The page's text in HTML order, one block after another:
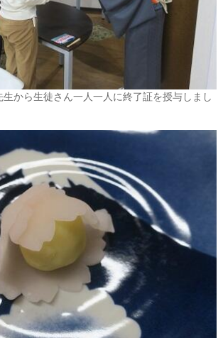
から生徒さん一人一人に終了証を授与しまし